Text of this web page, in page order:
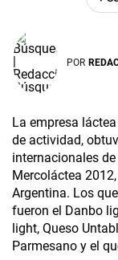
POR
La empresa
de actividad,
internacionales
Mercoláctea
Argentina. Los
fueron el Danbo
light, Queso
Parmesano y el